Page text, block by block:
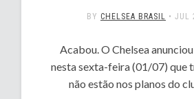
BY CHELSEA BRASIL • JUL
Acabou. O Chelsea
nesta sexta-feira (01/07) que
não estão nos planos do